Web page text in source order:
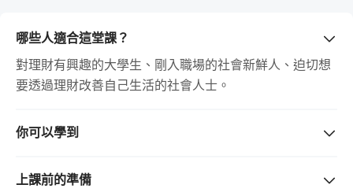
從理財的基礎「記帳」與「編列預算」開始，我會教你怎麼
哪些人適合這堂課？
對理財有興趣的大學生、剛入職場的社會新鮮人、迫切想
要透過理財改善自己生活的社會人士。
你可以學到
數十倍學費。
上課前的準備